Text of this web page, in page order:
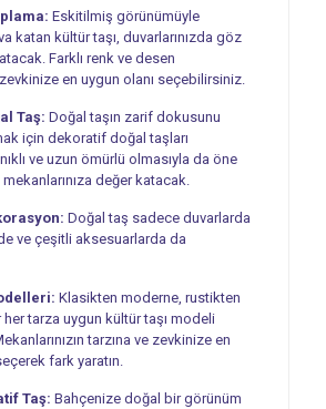
Eskitilmiş görünümüyle
katan kültür taşı, duvarlarınızda göz
Farklı renk ve desen
en uygun olanı seçebilirsiniz.
Taş: Doğal taşın zarif dokusunu
için dekoratif doğal taşları
ve uzun ömürlü olmasıyla da öne
değer katacak.
Doğal taş sadece duvarlarda
ve çeşitli aksesuarlarda da
Klasikten moderne, rustikten
her tarza uygun kültür taşı modeli
tarzına ve zevkinize en
fark yaratın.
Taş: Bahçenize doğal bir görünüm